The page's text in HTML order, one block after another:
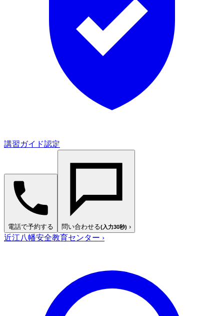
講習ガイド認定
電話で予約する 問い合わせる(入力30秒) ›
近江八幡安全教育センター ›